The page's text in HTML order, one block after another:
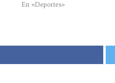
En «Deportes»